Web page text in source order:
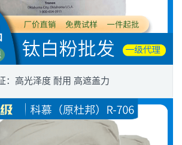
：高光泽度 耐用 高遮盖力